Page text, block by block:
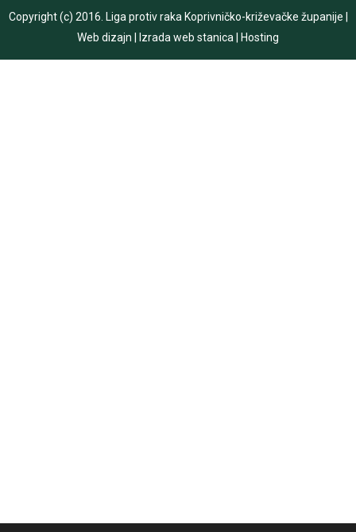
Copyright (c) 2016. Liga protiv raka Koprivničko-križevačke županije
Web dizajn
Izrada web stanica Hosting